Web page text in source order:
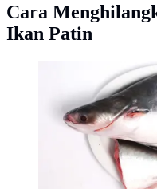
Cara
Ikan Patin